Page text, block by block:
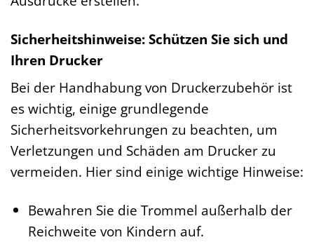
Sicherheitshinweise: Schützen Sie sich und
Ihren Drucker
Bei der Handhabung von Druckerzubehör ist
es wichtig, einige grundlegende
Sicherheitsvorkehrungen zu beachten, um
Verletzungen und Schäden am Drucker zu
vermeiden. Hier sind einige wichtige Hinweise:
Bewahren Sie die Trommel außerhalb der
Reichweite von Kindern auf.